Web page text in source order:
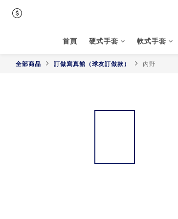
首頁 硬式手套 軟式手套
全部商品 訂做寫真館（球友訂做款） 內野